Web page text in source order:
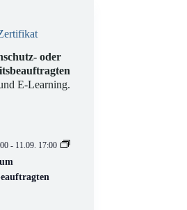
oder
E-Learning.
- 11.09. 17:00